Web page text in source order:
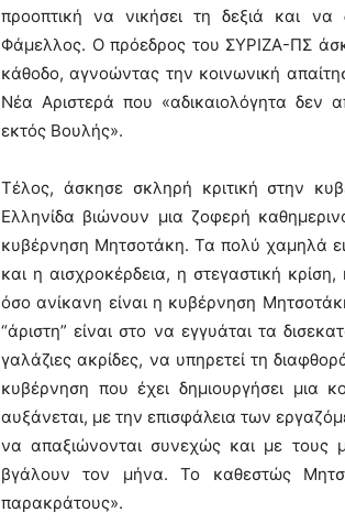
προοπτική να νικήσει τη δεξιά και
Φάμελλος. Ο πρόεδρος του ΣΥΡΙΖΑ-ΠΣ
κάθοδο, αγνοώντας την κοινωνική
Νέα Αριστερά που «αδικαιολόγητα δεν
εκτός Βουλής».
Τέλος, άσκησε σκληρή κριτική στην
Ελληνίδα βιώνουν μια ζοφερή
κυβέρνηση Μητσοτάκη. Τα πολύ χαμηλά
και η αισχροκέρδεια, η στεγαστική
όσο ανίκανη είναι η κυβέρνηση
“άριστη” είναι στο να εγγυάται τα
γαλάζιες ακρίδες, να υπηρετεί τη
κυβέρνηση που έχει δημιουργήσει μια
αυξάνεται, με την επισφάλεια των
να απαξιώνονται συνεχώς και με τους
βγάλουν τον μήνα. Το καθεστώς
παρακράτους».